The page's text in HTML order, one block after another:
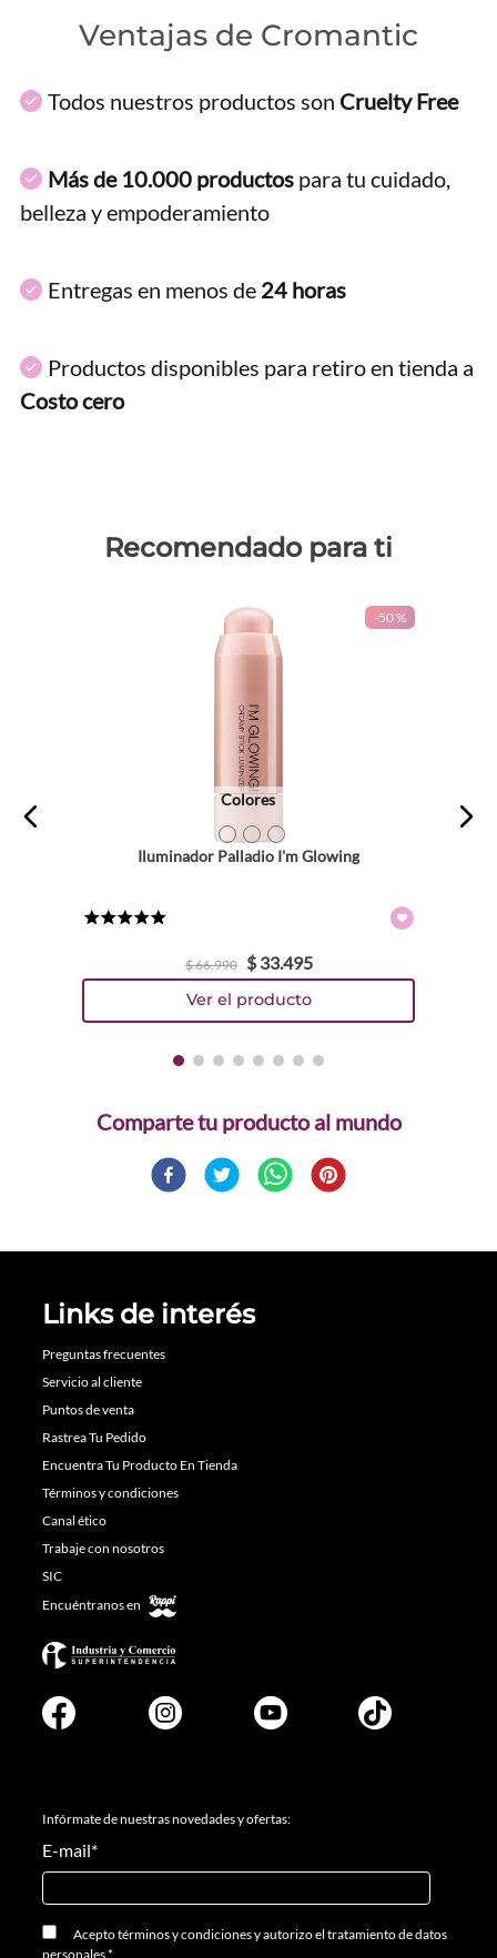
Ventajas de Cromantic
Todos nuestros productos son Cruelty Free
Más de 10.000 productos para tu cuidado,
belleza y empoderamiento
Entregas en menos de 24 horas
Productos disponibles para retiro en tienda a
Costo cero
Recomendado para ti
-50 %
Colores
Iluminador Palladio I'm Glowing
$66.990 $ 33.495
Comparte
Links de interés
Preguntas frecuentes
Servicio al cliente
Puntos de venta
Rastrea Tu Pedido
Encuentra Tu Producto En Tienda
Términos y condiciones
Canal ético
Trabaje con nosotros
SIC
Encuéntranos en
Infórmate de nuestras novedades y ofertas:
E-mail*
Aceptotérminos y condicionesyautorizo el tratamiento de datos
personales.*